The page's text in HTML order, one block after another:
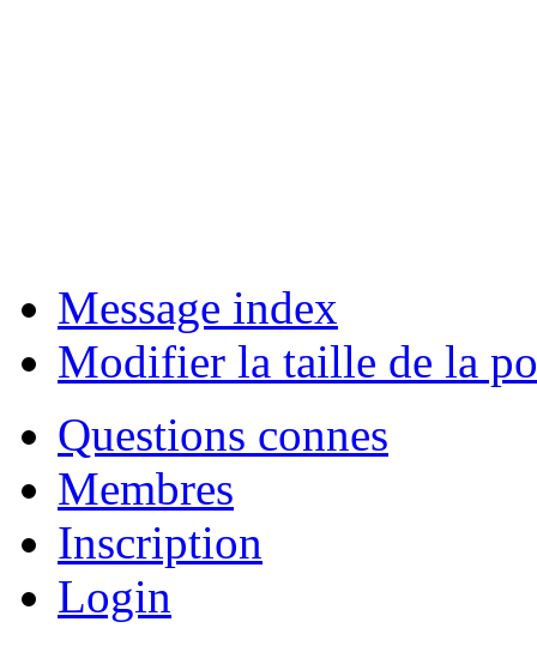
Message index
Modifier la taille de la
Questions connes
Membres
Inscription
Login